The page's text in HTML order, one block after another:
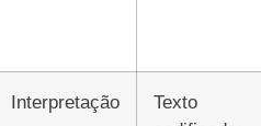
Interpretação
Texto